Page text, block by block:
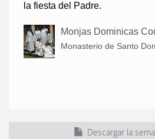
la fiesta del Padre.
Monjas Dominicas
Monasterio de Santo
Descargar la